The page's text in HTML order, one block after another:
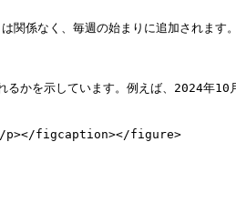
関係なく、毎週の始まりに追加されます
かを示しています。例えば、2024年
</p></figcaption></figure>